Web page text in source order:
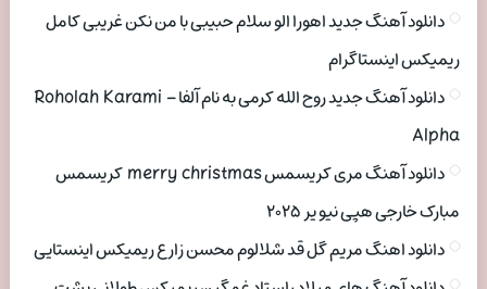
دانلود آهنگ جدید اهورا الو سلام حبیبی با من نکن غریبی کامل
ریمیکس اینستاگرام
دانلود آهنگ جدید روح الله کرمی به نام آلفا Roholah Karami –
Alpha
دانلود آهنگ مری کریسمس merry christmas کریسمس
مبارک خارجی هپی نیو یر ۲۰۲۵
دانلود اهنگ مریم گل قد شلالوم محسن زارع ریمیکس اینستایی